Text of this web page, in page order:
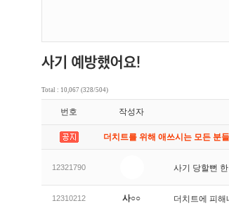
Total : 10,067 (328/504)
번호 작성자
더치트를 위해 애쓰시는 모든 분
12321790 사기 당할뻔
12310212 사○○ 더치트에 피